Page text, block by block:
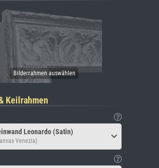
Keilrahmen
Leonardo (Satin)
Venezia)